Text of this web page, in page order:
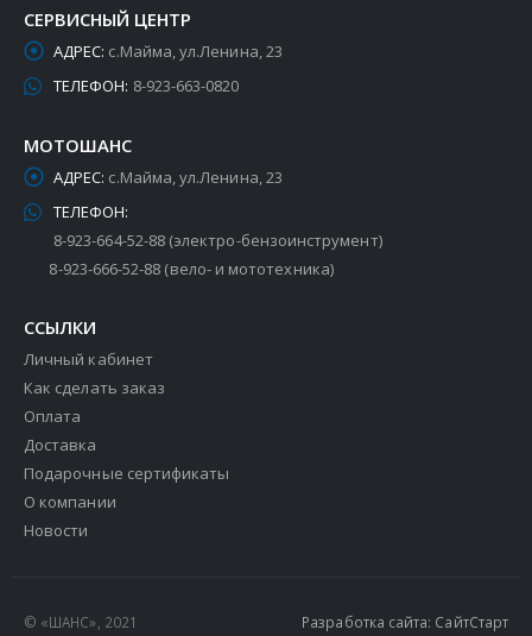
СЕРВИСНЫЙ ЦЕНТР
АДРЕС: с.Майма, ул.Ленина, 23
ТЕЛЕФОН: 8-923-663-0820
МОТОШАНС
АДРЕС: с.Майма, ул.Ленина, 23
ТЕЛЕФОН:
8-923-664-52-88 (электро-бензоинструмент)
8-923-666-52-88 (вело- и мототехника)
ССЫЛКИ
Личный кабинет
Как сделать заказ
Оплата
Доставка
Подарочные сертификаты
О компании
Новости
© «ШАНС», 2021 Разработка сайта: СайтСтарт